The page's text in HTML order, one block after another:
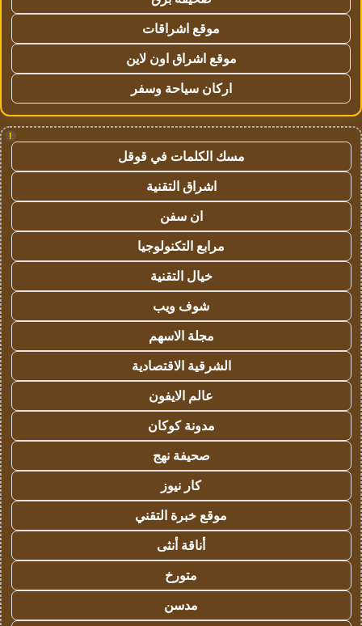
موقع اشراقات
موقع اشراق اون لاين
اركان سياحة وسفر
!
مسك الكلمات في قوقل
اشراق التقنية
ان سفن
مرابع التكنولوجيا
خيال التقنية
شوف ويب
مجلة الاسهم
الشرقية الاقتصادية
عالم الايفون
مدونة كوكان
صحيفة نهج
كار نيوز
موقع خبرة التقني
أناقة أنثى
متورخ
مدسن